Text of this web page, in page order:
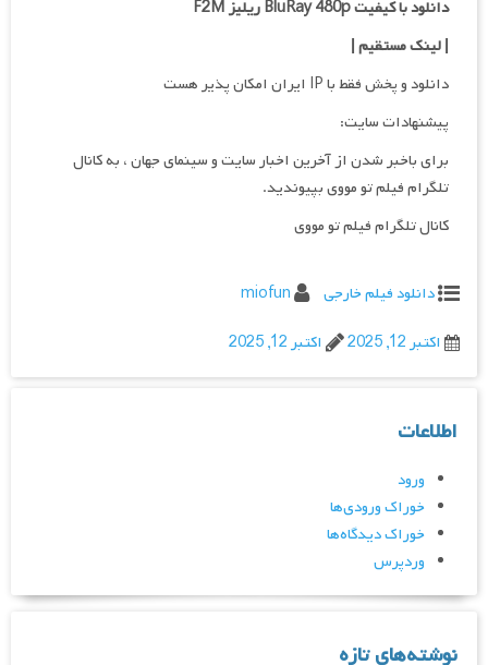
دانلود با کیفیت BluRay 480p ریلیز F2M
| لینک مستقیم |
دانلود و پخش فقط با IP ایران امکان پذیر هست
پیشنهادات سایت:
برای باخبر شدن از آخرین اخبار سایت و سینمای جهان ، به کانال
تلگرام فیلم تو مووی بپیوندید.
کانال تلگرام فیلم تو مووی
دانلود فیلم خارجی
miofun
اکتبر 12, 2025
اکتبر 12, 2025
اطلاعات
ورود
خوراک ورودی‌ها
خوراک دیدگاه‌ها
وردپرس
نوشته‌های تازه